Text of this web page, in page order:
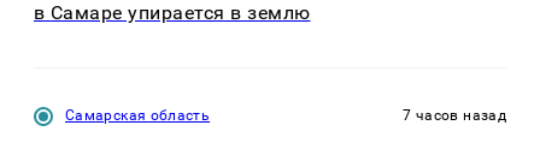
в Самаре упирается в землю
Самарская область 7 часов назад